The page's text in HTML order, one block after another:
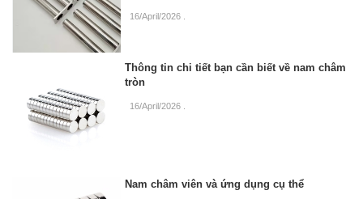
16/April/2026
Thông tin chi tiết bạn cần biết về nam châm
tròn
16/April/2026
Nam châm viên và ứng dụng cụ thể